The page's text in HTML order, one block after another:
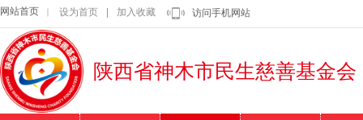
设为首页 加入收藏
网站首页 访问手机网站
陕西省神木市民生慈善基金会